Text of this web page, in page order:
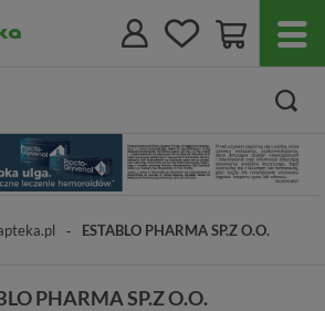
ESTABLO PHARMA SP.Z O.O.
PHARMA SP.Z O.O.